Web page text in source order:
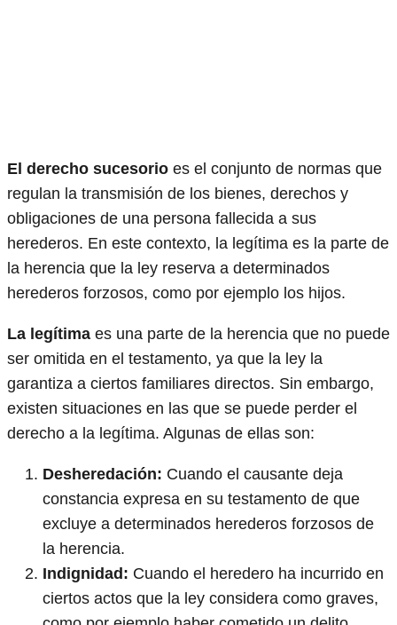
El derecho sucesorio es el conjunto de normas que
regulan la transmisión de los bienes, derechos y
obligaciones de una persona fallecida a sus
herederos. En este contexto, la legítima es la parte de
la herencia que la ley reserva a determinados
herederos forzosos, como por ejemplo los hijos.
La legítima es una parte de la herencia que no puede
ser omitida en el testamento, ya que la ley la
garantiza a ciertos familiares directos. Sin embargo,
existen situaciones en las que se puede perder el
derecho a la legítima. Algunas de ellas son:
Desheredación: Cuando el causante deja
constancia expresa en su testamento de que
excluye a determinados herederos forzosos de
la herencia.
Indignidad: Cuando el heredero ha incurrido en
ciertos actos que la ley considera como graves,